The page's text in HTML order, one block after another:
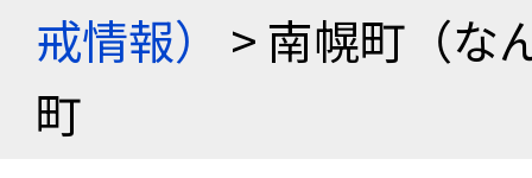
戒情報）
> 南幌町（な
町